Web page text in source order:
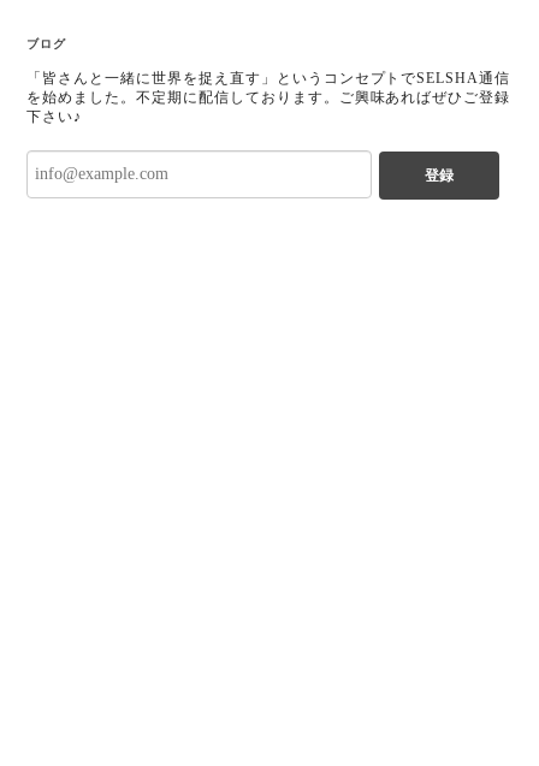
ブログ
「皆さんと一緒に世界を捉え直す」というコンセプトでSELSHA通信
を始めました。不定期に配信しております。ご興味あればぜひご登録
下さい♪
登録